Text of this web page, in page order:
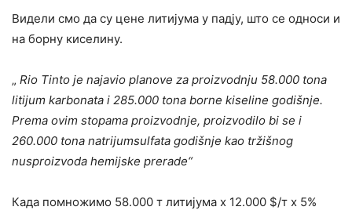
Видели смо да су цене литијума у падју, што се односи и
на борну киселину.
„ Rio Tinto je najavio planove za proizvodnju 58.000 tona
litijum karbonata i 285.000 tona borne kiseline godišnje.
Prema ovim stopama proizvodnje, proizvodilo bi se i
260.000 tona natrijumsulfata godišnje kao tržišnog
nusproizvoda hemijske prerade“
Када помножимо 58.000 т литијума х 12.000 $/т х 5%